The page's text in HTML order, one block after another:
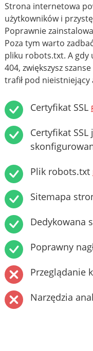
Strona internetowa
użytkowników i
Poprawnie
Poza tym warto
pliku robots.txt. A gdy
404, zwiększysz
trafił pod nieistniejący
Certyfikat SSL
Certyfikat
Plik robots.txt
Sitemapa
Dedykowana
Poprawny
Przeglądanie
Narzędzia